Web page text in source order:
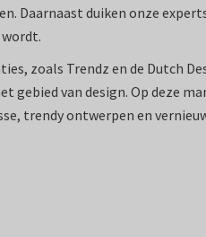
Daarnaast duiken onze
zoals Trendz en de Dutch
van design. Op deze
trendy ontwerpen en